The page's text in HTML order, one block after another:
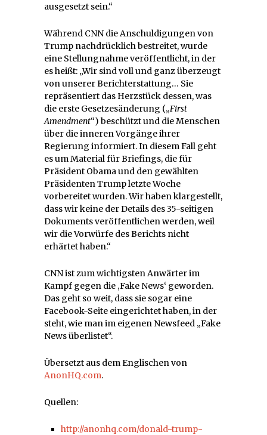
ausgesetzt sein.“
Während CNN die Anschuldigungen von
Trump nachdrücklich bestreitet, wurde
eine Stellungnahme veröffentlicht, in der
es heißt: „Wir sind voll und ganz überzeugt
von unserer Berichterstattung… Sie
repräsentiert das Herzstück dessen, was
die erste Gesetzesänderung („First
Amendment“) beschützt und die Menschen
über die inneren Vorgänge ihrer
Regierung informiert. In diesem Fall geht
es um Material für Briefings, die für
Präsident Obama und den gewählten
Präsidenten Trump letzte Woche
vorbereitet wurden. Wir haben klargestellt,
dass wir keine der Details des 35-seitigen
Dokuments veröffentlichen werden, weil
wir die Vorwürfe des Berichts nicht
erhärtet haben.“
CNN ist zum wichtigsten Anwärter im
Kampf gegen die ‚Fake News‘ geworden.
Das geht so weit, dass sie sogar eine
Facebook-Seite eingerichtet haben, in der
steht, wie man im eigenen Newsfeed „Fake
News überlistet“.
Übersetzt aus dem Englischen von
AnonHQ.com.
Quellen:
http://anonhq.com/donald-trump-